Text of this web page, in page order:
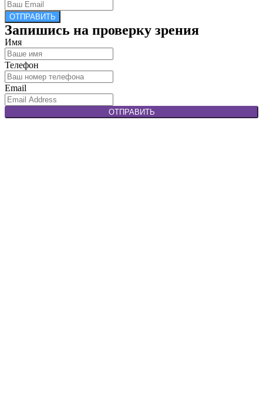
ОТПРАВИТЬ
Запишись на проверку зрения
Имя
Телефон
Email
ОТПРАВИТЬ